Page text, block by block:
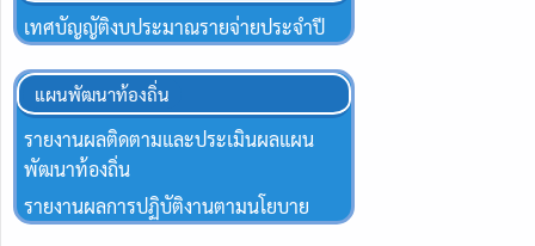
เทศบัญญัติงบประมาณรายจ่ายประจำปี
แผนพัฒนาท้องถิ่น
รายงานผลติดตามและประเมินผลแผน
พัฒนาท้องถิ่น
รายงานผลการปฏิบัติงานตามนโยบาย